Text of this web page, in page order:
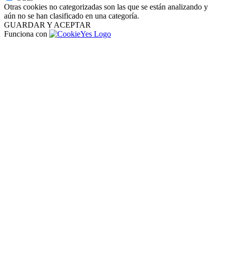
Otras cookies no categorizadas son las que se están analizando y
aún no se han clasificado en una categoría.
GUARDAR Y ACEPTAR
Funciona con